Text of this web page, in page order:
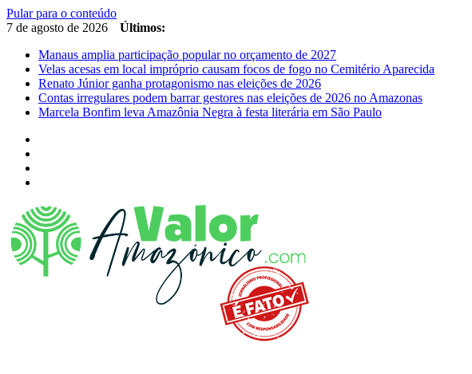
Pular para o conteúdo
7 de agosto de 2026
Últimos:
Manaus amplia participação popular no orçamento de 2027
Velas acesas em local impróprio causam focos de fogo no Cemitério Aparecida
Renato Júnior ganha protagonismo nas eleições de 2026
Contas irregulares podem barrar gestores nas eleições de 2026 no Amazonas
Marcela Bonfim leva Amazônia Negra à festa literária em São Paulo